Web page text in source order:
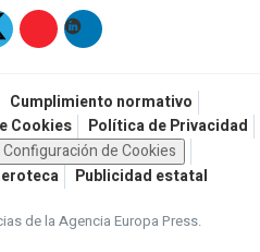
Cumplimiento normativo
Cookies
Política de Privacidad
Configuración de Cookies
Publicidad estatal
de la Agencia Europa Press.